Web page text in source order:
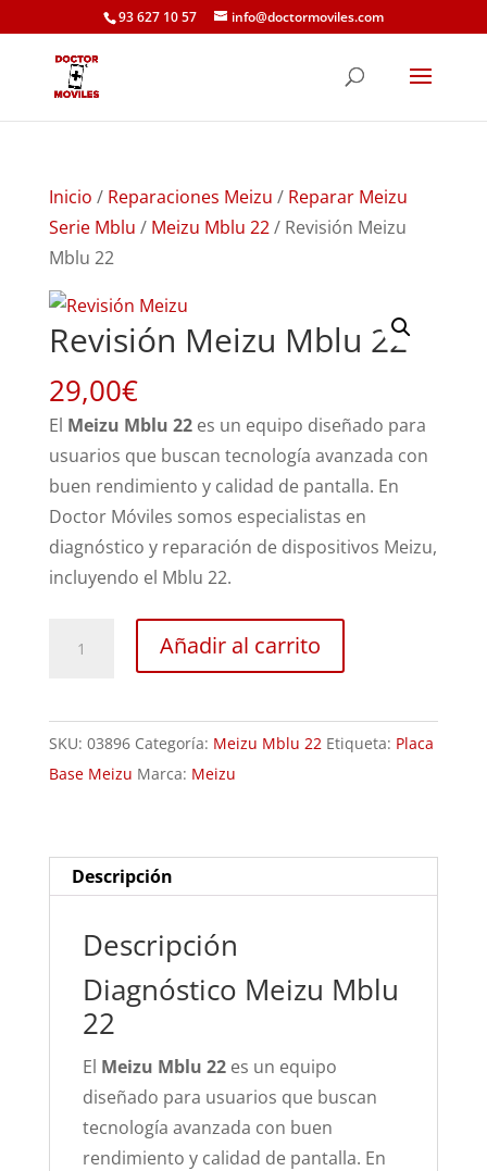
93 627 10 57 info@doctormoviles.com
Inicio / Reparaciones Meizu / Reparar Meizu
Serie Mblu / Meizu Mblu 22/ Revisión Meizu
Mblu 22
Revisión Meizu Mblu 22
29,00€
El Meizu Mblu 22es un equipo diseñado para
usuarios que buscan tecnología avanzada con
buen rendimiento y calidad de pantalla. En
Doctor Móviles somos especialistas en
diagnóstico y reparación de dispositivos Meizu,
incluyendo el Mblu 22.
22
cantidad
Añadir al carrito
SKU: 03896 Categoría: Meizu Mblu 22 Etiqueta: Placa
Base Meizu Marca: Meizu
Descripción
Descripción
Diagnóstico Meizu Mblu
22
El Meizu Mblu 22es un equipo
diseñado para usuarios que buscan
tecnología avanzada con buen
rendimiento y calidad de pantalla. En